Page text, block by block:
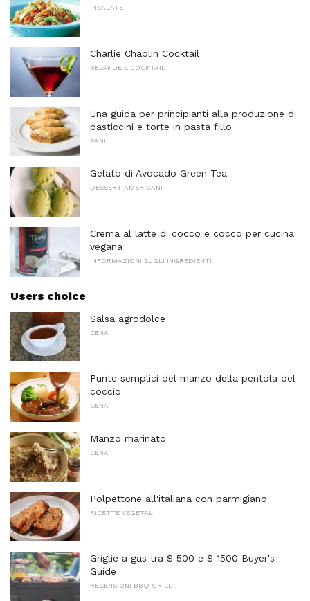
INSALATE
Charlie Chaplin Cocktail
BEVANDE E COCKTAIL
Una guida per principianti alla produzione di
pasticcini e torte in pasta fillo
PANI
Gelato di Avocado Green Tea
DESSERT AMERICANI
Crema al latte di cocco e cocco per cucina
vegana
INFORMAZIONI SUGLI INGREDIENTI
Users choice
Salsa agrodolce
CENA
Punte semplici del manzo della pentola del
coccio
CENA
Manzo marinato
CENA
Polpettone all'italiana con parmigiano
RICETTE VEGETALI
Griglie a gas tra $ 500 e $ 1500 Buyer's
Guide
RECENSIONI BBQ GRILL